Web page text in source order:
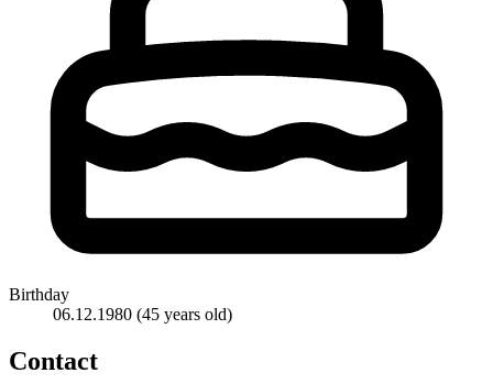
Birthday
06.12.1980 (45 years old)
Contact